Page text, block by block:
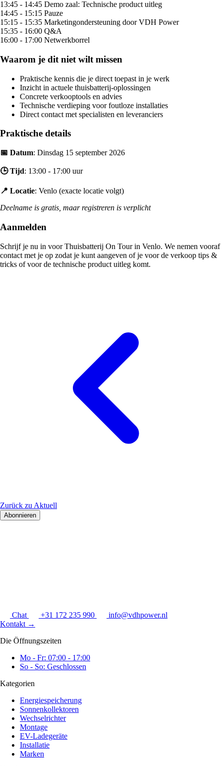
13:45 - 14:45 Demo zaal: Technische product uitleg
14:45 - 15:15 Pauze
15:15 - 15:35 Marketingondersteuning door VDH Power
15:35 - 16:00 Q&A
16:00 - 17:00 Netwerkborrel
Waarom je dit niet wilt missen
Praktische kennis die je direct toepast in je werk
Inzicht in actuele thuisbatterij-oplossingen
Concrete verkooptools en advies
Technische verdieping voor foutloze installaties
Direct contact met specialisten en leveranciers
Praktische details
📅 Datum: Dinsdag 15 september 2026
🕒 Tijd: 13:00 - 17:00 uur
📍 Locatie: Venlo (exacte locatie volgt)
Deelname is gratis, maar registreren is verplicht
Aanmelden
Schrijf je nu in voor Thuisbatterij On Tour in Venlo. We nemen vooraf
contact met je op zodat je kunt aangeven of je voor de verkoop tips &
tricks of voor de technische product uitleg komt.
Zurück zu Aktuell
Abonnieren
Chat +31 172 235 990
info@vdhpower.nl
Kontakt →
Die Öffnungszeiten
Mo - Fr: 07:00 - 17:00
So - So: Geschlossen
Kategorien
Energiespeicherung
Sonnenkollektoren
Wechselrichter
Montage
EV-Ladegeräte
Installatie
Marken